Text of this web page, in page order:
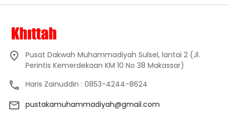
Pusat Dakwah Muhammadiyah Sulsel, lantai 2 (Jl.
Perintis Kemerdekaan KM 10 No 38 Makassar)
Haris Zainuddin : 0853-4244-8624
pustakamuhammadiyah@gmail.com